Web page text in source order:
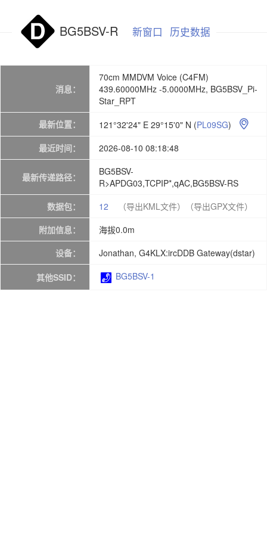
BG5BSV-R 新窗口 历史数据
消息：
70cm MMDVM Voice (C4FM)
439.60000MHz -5.0000MHz, BG5BSV_Pi-
Star_RPT
最新位置：
121°32'24" E 29°15'0" N (PL09SG) 
最近时间： 2026-08-10 08:18:48
最新传递路径：
BG5BSV-
R>APDG03,TCPIP*,qAC,BG5BSV-RS
数据包：
12 （导出KML文件）
（导出GPX文件）
附加信息：
海拔0.0m
设备：
Jonathan, G4KLX:ircDDB Gateway(dstar)
其他SSID： BG5BSV-1